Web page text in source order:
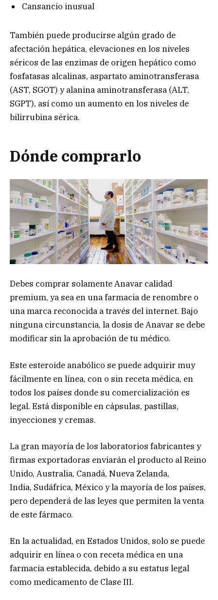
Cansancio inusual
También puede producirse algún grado de
afectación hepática, elevaciones en los niveles
séricos de las enzimas de origen hepático como
fosfatasas alcalinas, aspartato aminotransferasa
(AST, SGOT) y alanina aminotransferasa (ALT,
SGPT), así como un aumento en los niveles de
bilirrubina sérica.
Dónde comprarlo
Debes comprar solamente Anavar calidad
premium, ya sea en una farmacia de renombre o
una marca reconocida a través del internet. Bajo
ninguna circunstancia, la dosis de Anavar se debe
modificar sin la aprobación de tu médico.
Este esteroide anabólico se puede adquirir muy
fácilmente en línea, con o sin receta médica, en
todos los países donde su comercialización es
legal. Está disponible en cápsulas, pastillas,
inyecciones y cremas.
La gran mayoría de los laboratorios fabricantes y
firmas exportadoras enviarán el producto al Reino
Unido, Australia, Canadá, Nueva Zelanda,
India, Sudáfrica, México y la mayoría de los países,
pero dependerá de las leyes que permiten la venta
de este fármaco.
En la actualidad, en Estados Unidos, solo se puede
adquirir en línea o con receta médica en una
farmacia establecida, debido a su estatus legal
como medicamento de Clase III.